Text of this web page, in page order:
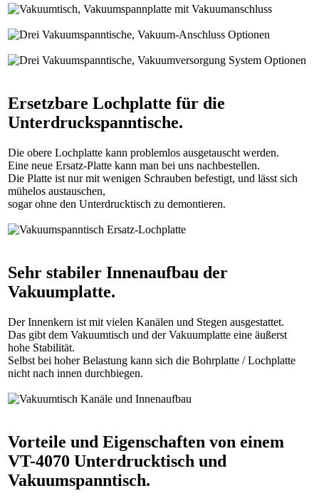
Ersetzbare Lochplatte für die
Unterdruckspanntische.
Die obere Lochplatte kann problemlos ausgetauscht werden.
Eine neue Ersatz-Platte kann man bei uns nachbestellen.
Die Platte ist nur mit wenigen Schrauben befestigt, und lässt sich
mühelos austauschen,
sogar ohne den Unterdrucktisch zu demontieren.
Sehr stabiler Innenaufbau der
Vakuumplatte.
Der Innenkern ist mit vielen Kanälen und Stegen ausgestattet.
Das gibt dem Vakuumtisch und der Vakuumplatte eine äußerst
hohe Stabilität.
Selbst bei hoher Belastung kann sich die Bohrplatte / Lochplatte
nicht nach innen durchbiegen.
Vorteile und Eigenschaften von einem
VT-4070 Unterdrucktisch und
Vakuumspanntisch.